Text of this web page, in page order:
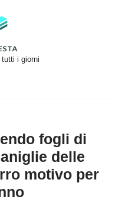
tutti i giorni
fogli di
delle
motivo per